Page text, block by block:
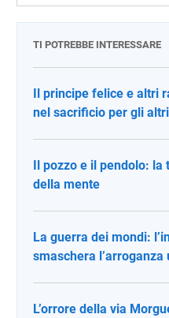
TI POTREBBE INTERESSARE
Il principe felice e altri
nel sacrificio per gli altri
Il pozzo e il pendolo:
della mente
La guerra dei mondi:
smaschera l’arroganza
L’orrore della via